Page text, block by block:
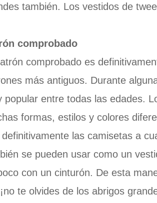
también. Los vestidos de
comprobado
comprobado es
más antiguos. Durante
popular entre todas las edades.
formas, estilos y colores
las camisetas a
se pueden usar como un
con un cinturón. De esta
te olvides de los abrigos